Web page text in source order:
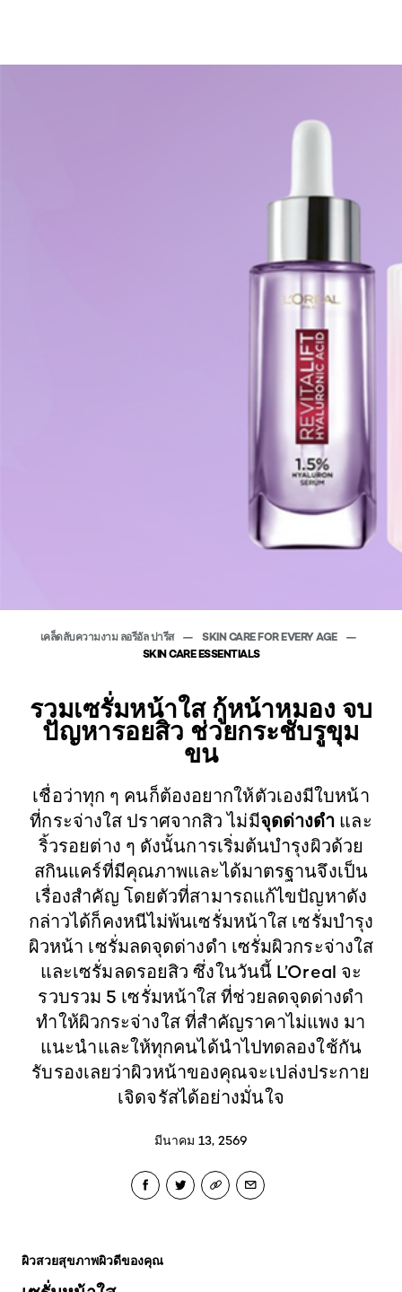
เคล็ดลับความงาม ลอรีอัล ปารีส
SKIN CARE FOR EVERY AGE
SKIN CARE ESSENTIALS
รวมเซรั่มหน้าใส กู้หน้าหมอง จบ
ปัญหารอยสิว ช่วยกระชับรูขุม
ขน
เชื่อว่าทุก ๆ คนก็ต้องอยากให้ตัวเองมีใบหน้า
ที่กระจ่างใส ปราศจากสิว ไม่มีจุดด่างดำ และ
ริ้วรอยต่าง ๆ ดังนั้นการเริ่มต้นบำรุงผิวด้วย
สกินแคร์ที่มีคุณภาพและได้มาตรฐานจึงเป็น
เรื่องสำคัญ โดยตัวที่สามารถแก้ไขปัญหาดัง
กล่าวได้ก็คงหนีไม่พ้นเซรั่มหน้าใส เซรั่มบำรุง
ผิวหน้า เซรั่มลดจุดด่างดำ เซรั่มผิวกระจ่างใส
และเซรั่มลดรอยสิว ซึ่งในวันนี้ L’Oreal จะ
รวบรวม 5 เซรั่มหน้าใส ที่ช่วยลดจุดด่างดำ
ทำให้ผิวกระจ่างใส ที่สำคัญราคาไม่แพง มา
แนะนำและให้ทุกคนได้นำไปทดลองใช้กัน
รับรองเลยว่าผิวหน้าของคุณจะเปล่งประกาย
เจิดจรัสได้อย่างมั่นใจ
มีนาคม 13, 2569
ผิวสวยสุขภาพผิวดีของคุณ